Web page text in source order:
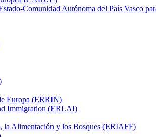
Comunidad Autónoma del País Vasco
Europa (ERRIN)
Immigration (ERLAI)
la Alimentación y los Bosques (ERIAFF)